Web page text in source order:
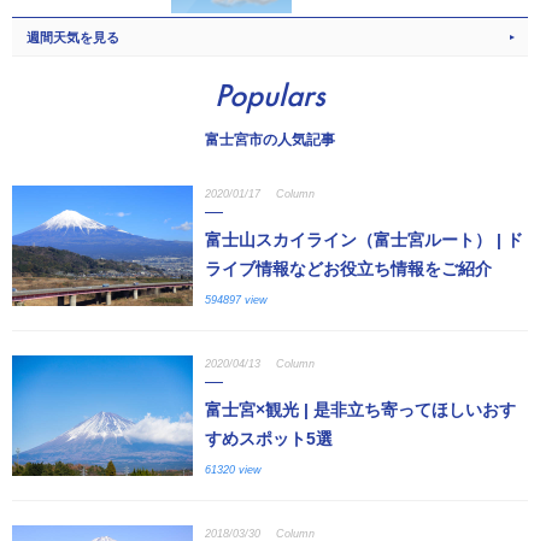
週間天気を見る
Populars
富士宮市の人気記事
2020/01/17 Column
富士山スカイライン（富士宮ルート） | ド
ライブ情報などお役立ち情報をご紹介
594897 view
2020/04/13 Column
富士宮×観光 | 是非立ち寄ってほしいおす
すめスポット5選
61320 view
2018/03/30 Column